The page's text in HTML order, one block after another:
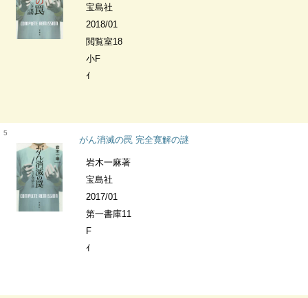
宝島社
2018/01
閲覧室18
小F
ｲ
5
がん消滅の罠 完全寛解の謎
岩木一麻著
宝島社
2017/01
第一書庫11
F
ｲ